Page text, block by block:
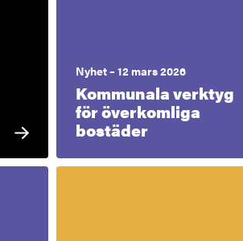
Nyhet – 12 mars 2026
Kommunala verktyg
för överkomliga
bostäder